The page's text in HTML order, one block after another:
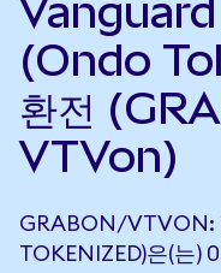
(Ondo
환전
VTVon)
GRABON/VTVON:
TOKENIZED)은(는)